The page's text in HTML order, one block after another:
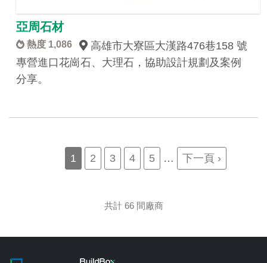
亞周石材
熱度 1,086
高雄市大寮區大漢路476巷158 號
專營進口花崗石、大理石，協助設計規劃及案例
分享。
PaginationCurrent
1 Page
2 Page
3 Page
4 Page
5 …
Next
下一頁 ›
共計 66 間廠商